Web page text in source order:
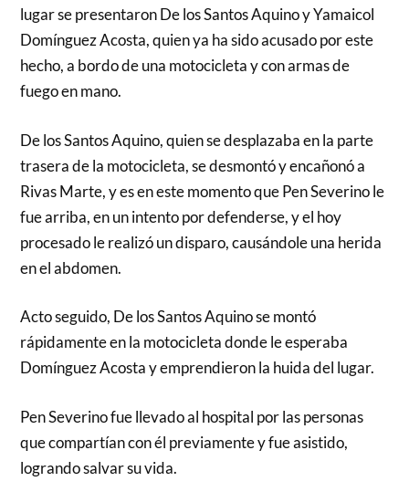
lugar se presentaron De los Santos Aquino y Yamaicol
Domínguez Acosta, quien ya ha sido acusado por este
hecho, a bordo de una motocicleta y con armas de
fuego en mano.
De los Santos Aquino, quien se desplazaba en la parte
trasera de la motocicleta, se desmontó y encañonó a
Rivas Marte, y es en este momento que Pen Severino le
fue arriba, en un intento por defenderse, y el hoy
procesado le realizó un disparo, causándole una herida
en el abdomen.
Acto seguido, De los Santos Aquino se montó
rápidamente en la motocicleta donde le esperaba
Domínguez Acosta y emprendieron la huida del lugar.
Pen Severino fue llevado al hospital por las personas
que compartían con él previamente y fue asistido,
logrando salvar su vida.